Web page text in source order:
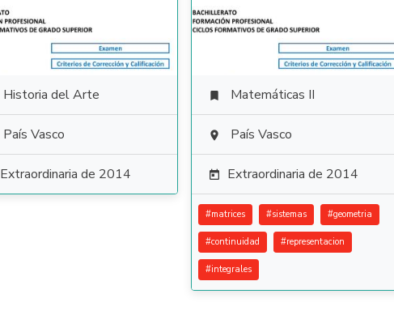
Historia del Arte
País Vasco
Extraordinaria de 2014
 Matemáticas II
 País Vasco
 Extraordinaria de 2014
#matrices #sistemas #geometria
#continuidad #representacion
#integrales